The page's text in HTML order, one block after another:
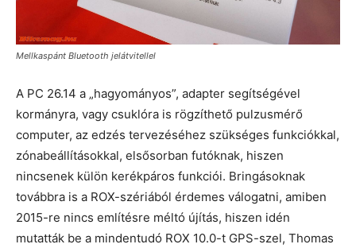
Mellkaspánt Bluetooth jelátvitellel
A PC 26.14 a „hagyományos”, adapter segítségével
kormányra, vagy csuklóra is rögzíthető pulzusmérő
computer, az edzés tervezéséhez szükséges funkciókkal,
zónabeállításokkal, elsősorban futóknak, hiszen
nincsenek külön kerékpáros funkciói. Bringásoknak
továbbra is a ROX-szériából érdemes válogatni, amiben
2015-re nincs említésre méltó újítás, hiszen idén
mutatták be a mindentudó ROX 10.0-t GPS-szel, Thomas